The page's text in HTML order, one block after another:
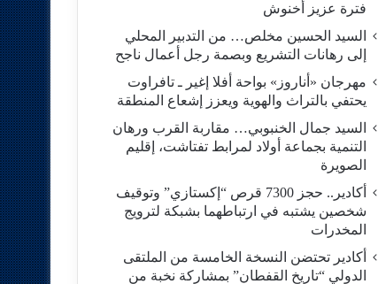
فترة عزيز أخنوش
السيد الحسين مخلص… من التدبير المحلي
إلى رهانات التشريع وبصمة رجل أعمال ناجح
مهرجان «أناروز» بواحة أفلا إغير ـ تافراوت
يحتفي بالتراث والهوية ويعزز إشعاع المنطقة
السيد جمال الخنبوبي… مقاربة القرب ورهان
التنمية بجماعة أولاد لمرابط تفتاشت، إقليم
الصويرة
أكادير.. حجز 7300 قرص “إكستازي” وتوقيف
شخصين يشتبه في ارتباطهما بشبكة لترويج
المخدرات
أكادير تحتضن النسخة الخامسة من الملتقى
الدولي “تاريخ القفطان” بمشاركة نخبة من